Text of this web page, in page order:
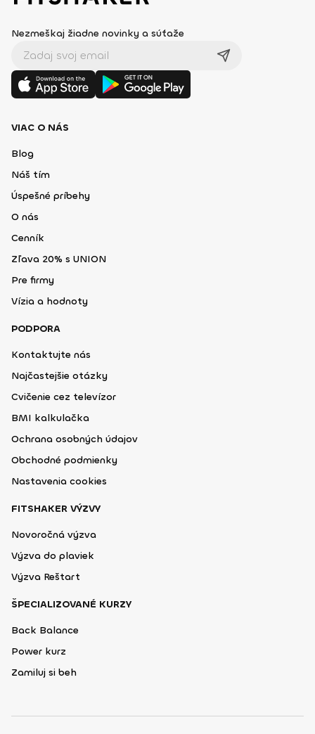
Nezmeškaj žiadne novinky a súťaže
VIAC O NÁS
Blog
Náš tím
Úspešné príbehy
O nás
Cenník
Zľava 20% s UNION
Pre firmy
Vízia a hodnoty
PODPORA
Kontaktujte nás
Najčastejšie otázky
Cvičenie cez televízor
BMI kalkulačka
Ochrana osobných údajov
Obchodné podmienky
Nastavenia cookies
FITSHAKER VÝZVY
Novoročná výzva
Výzva do plaviek
Výzva Reštart
ŠPECIALIZOVANÉ KURZY
Back Balance
Power kurz
Zamiluj si beh